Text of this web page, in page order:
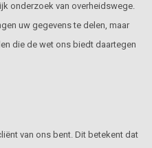
onderzoek van overheidswege.
uw gegevens te delen, maar
die de wet ons biedt daartegen
van ons bent. Dit betekent dat